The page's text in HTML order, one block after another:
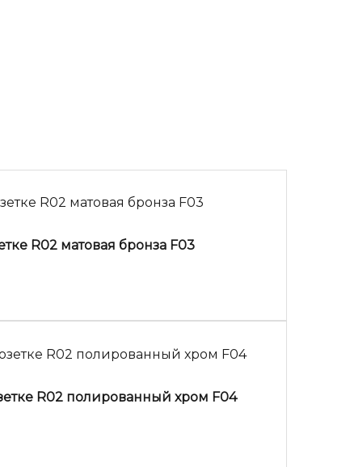
R02 матовая бронза F03
R02 полированный хром F04